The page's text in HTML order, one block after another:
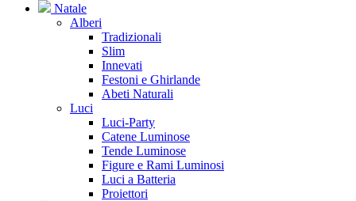
Natale
Alberi
Tradizionali
Slim
Innevati
Festoni e Ghirlande
Abeti Naturali
Luci
Luci-Party
Catene Luminose
Tende Luminose
Figure e Rami Luminosi
Luci a Batteria
Proiettori